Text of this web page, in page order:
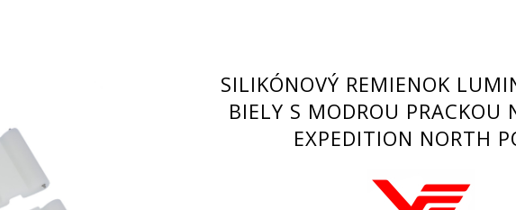
SILIKÓNOVÝ REMIENOK
BIELY S MODROU PRACKOU
EXPEDITION NORTH